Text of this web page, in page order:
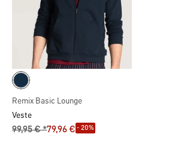
Remix Basic Lounge
Veste
99,95 € *79,96 € - 20%